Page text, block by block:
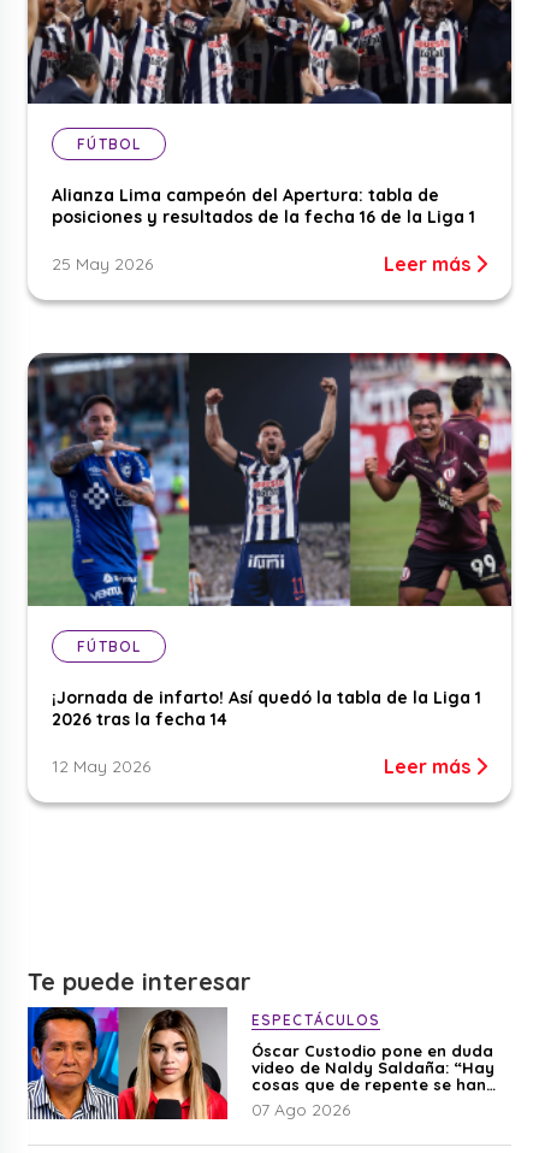
FÚTBOL
Alianza Lima campeón del Apertura: tabla de
posiciones y resultados de la fecha 16 de la Liga 1
25 May 2026 Leer más
FÚTBOL
¡Jornada de infarto! Así quedó la tabla de la Liga 1
2026 tras la fecha 14
12 May 2026 Leer más
Te puede interesar
ESPECTÁCULOS
Óscar Custodio pone en duda
video de Naldy Saldaña: “Hay
cosas que de repente se han
editado”
07 Ago 2026